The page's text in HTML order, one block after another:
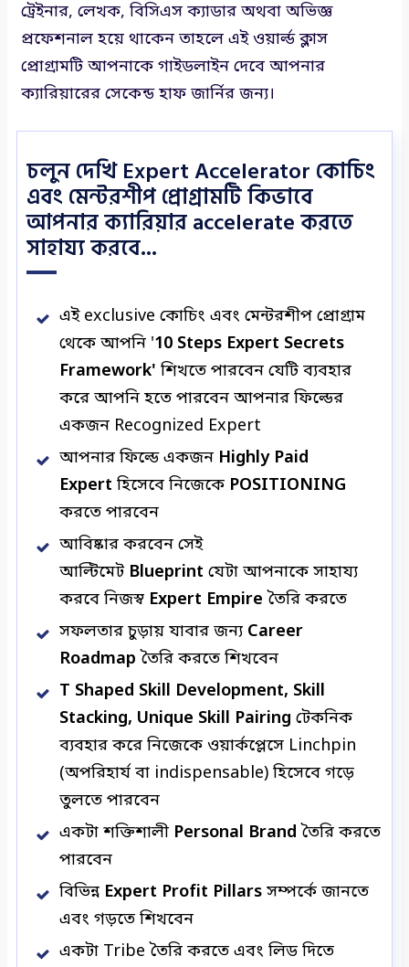
ট্রেইনার, লেখক, বিসিএস ক্যাডার অথবা অভিজ্ঞ
প্রফেশনাল হয়ে থাকেন তাহলে এই ওয়ার্ল্ড ক্লাস
প্রোগ্রামটি আপনাকে গাইডলাইন দেবে আপনার
ক্যারিয়ারের সেকেন্ড হাফ জার্নির জন্য।
চলুন দেখি Expert Accelerator কোচিং
এবং মেন্টরশীপ প্রোগ্রামটি কিভাবে
আপনার ক্যারিয়ার accelerate করতে
সাহায্য করবে...
এই exclusive কোচিং এবং মেন্টরশীপ প্রোগ্রাম
থেকে আপনি '10 Steps Expert Secrets
Framework' শিখতে পারবেন যেটি ব্যবহার
করে আপনি হতে পারবেন আপনার ফিল্ডের
একজন Recognized Expert
আপনার ফিল্ডে একজন Highly Paid
Expert হিসেবে নিজেকে POSITIONING
করতে পারবেন
আবিষ্কার করবেন সেই
আল্টিমেট Blueprint যেটা আপনাকে সাহায্য
করবে নিজস্ব Expert Empire তৈরি করতে
সফলতার চুড়ায় যাবার জন্য Career
Roadmap তৈরি করতে শিখবেন
T Shaped Skill Development, Skill
Stacking, Unique Skill Pairing টেকনিক
ব্যবহার করে নিজেকে ওয়ার্কপ্লেসে Linchpin
(অপরিহার্য বা indispensable) হিসেবে গড়ে
তুলতে পারবেন
একটা শক্তিশালী Personal Brand তৈরি করতে
পারবেন
বিভিন্ন Expert Profit Pillars সম্পর্কে জানতে
এবং গড়তে শিখবেন
একটা Tribe তৈরি করতে এবং লিড দিতে